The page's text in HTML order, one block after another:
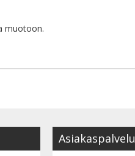
muotoon.
Asiakaspalvelu